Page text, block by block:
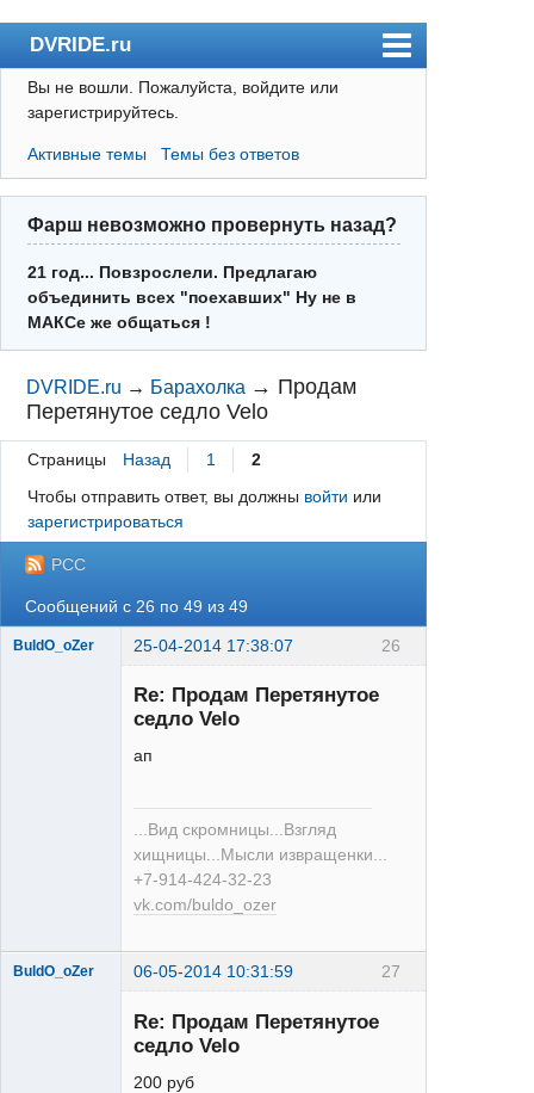
DVRIDE.ru
Форум
Пользователи
Правила
Поиск
Регистрация
Вход
Вы не вошли. Пожалуйста, войдите или
зарегистрируйтесь.
Активные темы Темы без ответов
Фарш невозможно провернуть назад?
21 год... Повзрослели. Предлагаю
объединить всех "поехавших" Ну не в
МАКСе же общаться !
DVRIDE.ru → Барахолка → Продам
Перетянутое седло Velo
Страницы Назад 1
2
Чтобы отправить ответ, вы должны войти или
зарегистрироваться
РСС
Сообщений с 26 по 49 из 49
26
BuldO_oZer 25-04-2014 17:38:07
Re: Продам Перетянутое
седло Velo
ап
...Вид скромницы...Взгляд
хищницы...Мысли извращенки...
+7-914-424-32-23
vk.com/buldo_ozer
27
BuldO_oZer 06-05-2014 10:31:59
Re: Продам Перетянутое
седло Velo
200 руб